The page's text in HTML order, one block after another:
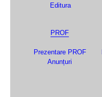
Editura
PROF
Prezentare PROF
Anunțuri